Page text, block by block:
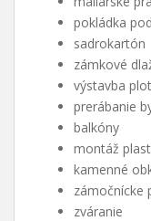
pokládka
sadrokartón
zámkové
výstavba
prerábanie
balkóny
montáž
kamenné
zámočnícke
zváranie